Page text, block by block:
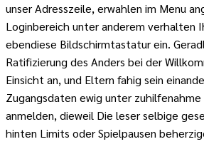
unser Adresszeile, erwahlen im Menu
Loginbereich unter anderem verhalten
ebendiese Bildschirmtastatur ein.
Ratifizierung des Anders bei der
Einsicht an, und Eltern fahig sein
Zugangsdaten ewig unter
anmelden, dieweil Die leser selbige
hinten Limits oder Spielpausen